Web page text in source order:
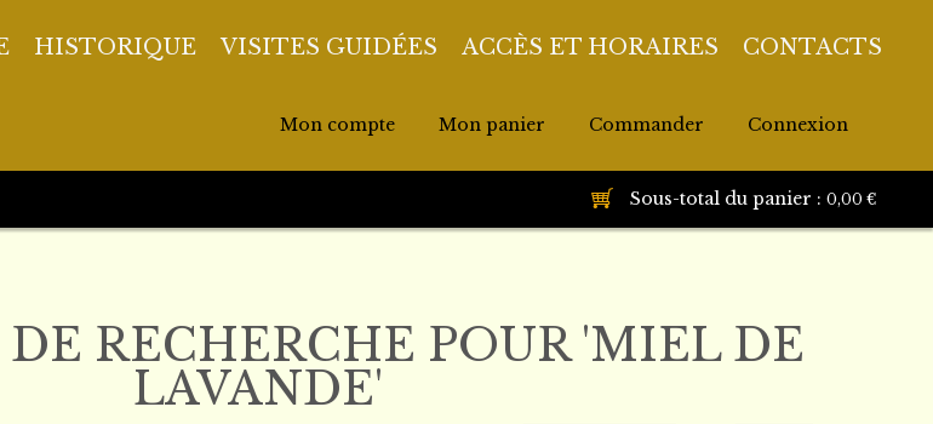
HISTORIQUE VISITES GUIDÉES ACCÈS ET HORAIRES CONTACTS
Mon compte Mon panier Commander Connexion
Sous-total du panier : 0,00 €
DE RECHERCHE POUR 'MIEL DE
LAVANDE'